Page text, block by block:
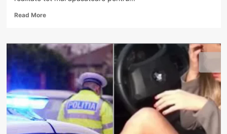
Read MoreRead
802
urși
evidențele
autorităților.
Doar
13
pot